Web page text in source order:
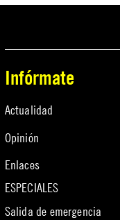
Infórmate
Actualidad
Opinión
Enlaces
ESPECIALES
Salida de emergencia